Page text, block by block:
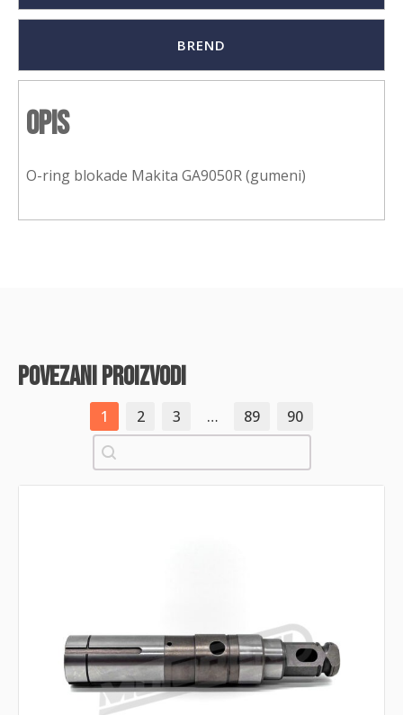
BREND
Opis
O-ring blokade Makita GA9050R (gumeni)
povezani proizvodi
1 2 3 … 89
90
Pretraži